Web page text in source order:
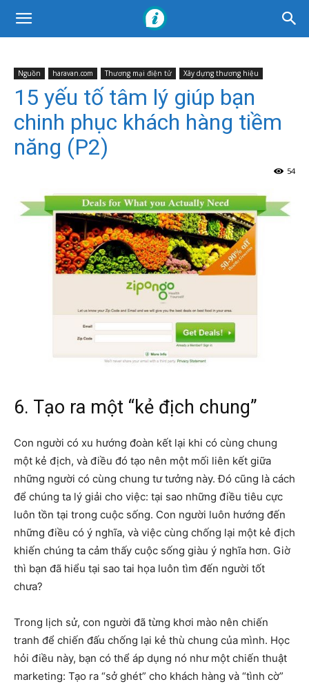
Nguồn haravan.com Thương mại điện tử Xây dựng thương hiệu
15 yếu tố tâm lý giúp bạn
chinh phục khách hàng tiềm
năng (P2)
54
6. Tạo ra một “kẻ địch chung”
Con người có xu hướng đoàn kết lại khi có cùng chung
một kẻ địch, và điều đó tạo nên một mối liên kết giữa
những người có cùng chung tư tưởng này. Đó cũng là cách
để chúng ta lý giải cho việc: tại sao những điều tiêu cực
luôn tồn tại trong cuộc sống. Con người luôn hướng đến
những điều có ý nghĩa, và việc cùng chống lại một kẻ địch
khiến chúng ta cảm thấy cuộc sống giàu ý nghĩa hơn. Giờ
thì bạn đã hiểu tại sao tai họa luôn tìm đến người tốt
chưa?
Trong lịch sử, con người đã từng khơi mào nên chiến
tranh để chiến đấu chống lại kẻ thù chung của mình. Học
hỏi điều này, bạn có thể áp dụng nó như một chiến thuật
marketing: Tạo ra “sở ghét” cho khách hàng và “tình cờ”